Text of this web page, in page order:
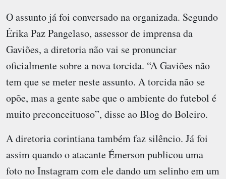
O assunto já foi conversado na organizada. Segundo
Érika Paz Pangelaso, assessor de imprensa da
Gaviões, a diretoria não vai se pronunciar
oficialmente sobre a nova torcida. “A Gaviões não
tem que se meter neste assunto. A torcida não se
opõe, mas a gente sabe que o ambiente do futebol é
muito preconceituoso”, disse ao Blog do Boleiro.
A diretoria corintiana também faz silêncio. Já foi
assim quando o atacante Émerson publicou uma
foto no Instagram com ele dando um selinho em um